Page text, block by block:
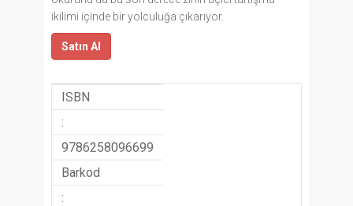
ikilimi içinde bir yolculuğa çıkarıyor.
Satın Al
ISBN
:
9786258096699
Barkod
: